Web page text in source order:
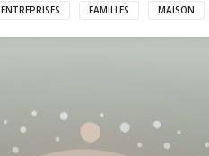
ENTREPRISES FAMILLES MAISON